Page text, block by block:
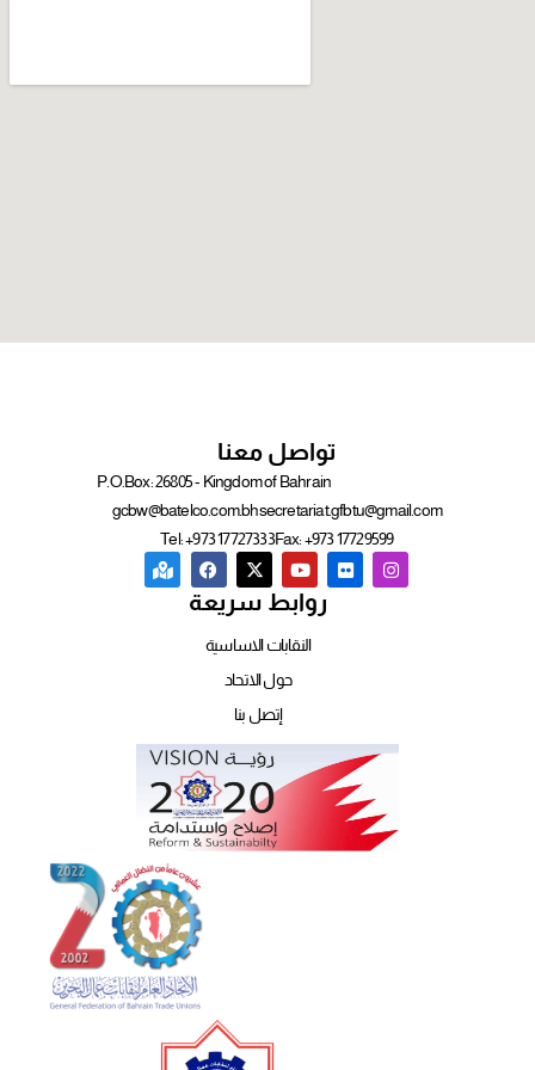
تواصل معنا
P.O.Box: 26805 - Kingdom of Bahrain
gcbw@batelco.com.bhsecretariat.gfbtu@gmail.com
Tel: +973 17727333Fax: +973 17729599
روابط سريعة
النقابات الاساسية
حول الاتحاد
إتصل بنا